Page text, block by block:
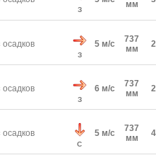
З
мм
осадков
З
5 м/с
737
мм
осадков
З
6 м/с
737
мм
осадков
С
5 м/с
737
мм